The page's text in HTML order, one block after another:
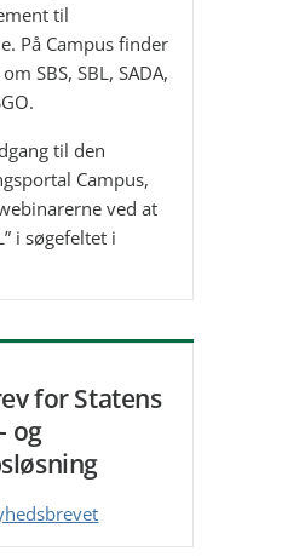
til
På Campus finder
SBS, SBL, SADA,
til den
Campus,
ved at
i søgefeltet i
for Statens
og